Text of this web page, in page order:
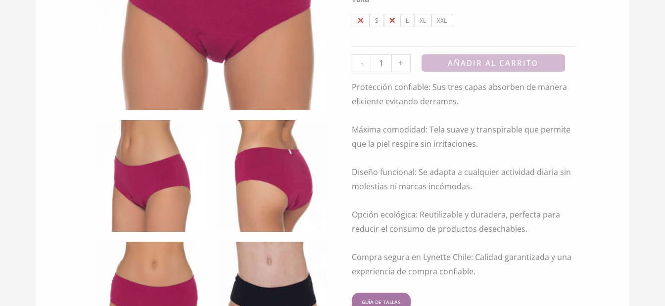
$13.980.$9.080.
XS S M L XL XXL
-
Pantaleta
Período
3
Capas
+ AÑADIR AL CARRITO
Protección confiable: Sus tres capas absorben de manera
eficiente evitando derrames.
Máxima comodidad: Tela suave y transpirable que permite
que la piel respire sin irritaciones.
Diseño funcional: Se adapta a cualquier actividad diaria sin
molestias ni marcas incómodas.
Opción ecológica: Reutilizable y duradera, perfecta para
reducir el consumo de productos desechables.
Compra segura en Lynette Chile: Calidad garantizada y una
experiencia de compra confiable.
GUÍA DE TALLAS